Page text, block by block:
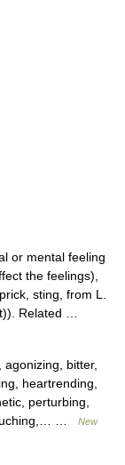
or mental feeling
the feelings),
sting, from L.
Related …
bitter,
heartrending,
perturbing,
…
New